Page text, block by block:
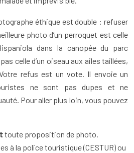
éthique est double : refuser
photo d’un perroquet est celle
dans la canopée du parc
celle d’un oiseau aux ailes taillées,
refus est un vote. Il envoie un
ne sont pas dupes et ne
Pour aller plus loin, vous pouvez
toute proposition de photo.
à la police touristique (CESTUR) ou